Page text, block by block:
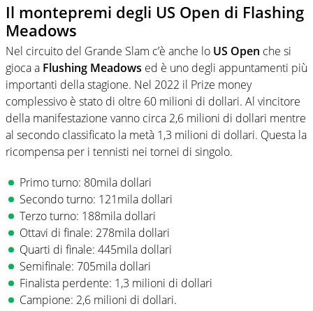
Il montepremi degli US Open di Flashing
Meadows
Nel circuito del Grande Slam c’è anche lo US Open che si
gioca a Flushing Meadows ed è uno degli appuntamenti più
importanti della stagione. Nel 2022 il Prize money
complessivo è stato di oltre 60 milioni di dollari. Al vincitore
della manifestazione vanno circa 2,6 milioni di dollari mentre
al secondo classificato la metà 1,3 milioni di dollari. Questa la
ricompensa per i tennisti nei tornei di singolo.
Primo turno: 80mila dollari
Secondo turno: 121mila dollari
Terzo turno: 188mila dollari
Ottavi di finale: 278mila dollari
Quarti di finale: 445mila dollari
Semifinale: 705mila dollari
Finalista perdente: 1,3 milioni di dollari
Campione: 2,6 milioni di dollari.